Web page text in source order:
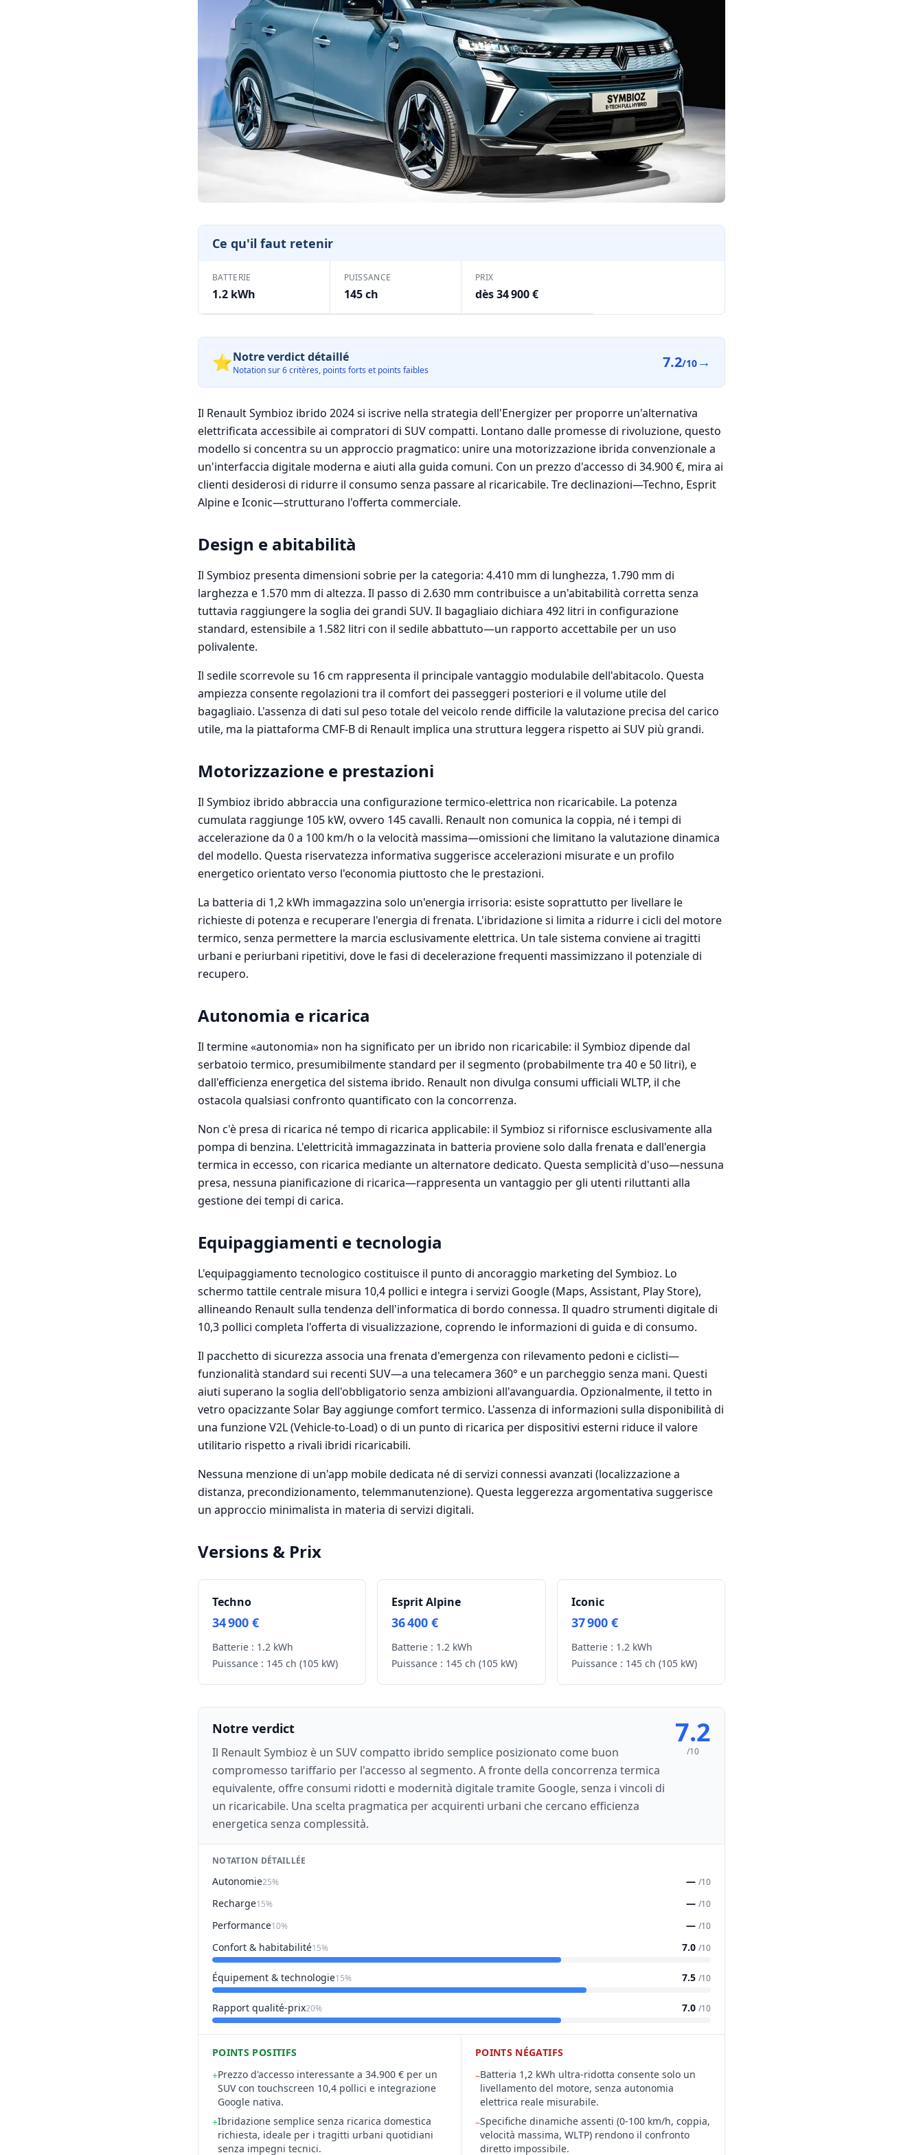
Ce qu'il faut retenir
BATTERIE
1.2 kWh
PUISSANCE
145 ch
PRIX
dès 34 900 €
⭐Notre verdict détaillé
Notation sur 6 critères, points forts et points faibles 7.2/10 →
Il Renault Symbioz ibrido 2024 si iscrive nella strategia dell'Energizer per proporre un'alternativa
elettrificata accessibile ai compratori di SUV compatti. Lontano dalle promesse di rivoluzione, questo
modello si concentra su un approccio pragmatico: unire una motorizzazione ibrida convenzionale a
un'interfaccia digitale moderna e aiuti alla guida comuni. Con un prezzo d'accesso di 34.900 €, mira ai
clienti desiderosi di ridurre il consumo senza passare al ricaricabile. Tre declinazioni—Techno, Esprit
Alpine e Iconic—strutturano l'offerta commerciale.
Design e abitabilità
Il Symbioz presenta dimensioni sobrie per la categoria: 4.410 mm di lunghezza, 1.790 mm di
larghezza e 1.570 mm di altezza. Il passo di 2.630 mm contribuisce a un'abitabilità corretta senza
tuttavia raggiungere la soglia dei grandi SUV. Il bagagliaio dichiara 492 litri in configurazione
standard, estensibile a 1.582 litri con il sedile abbattuto—un rapporto accettabile per un uso
polivalente.
Il sedile scorrevole su 16 cm rappresenta il principale vantaggio modulabile dell'abitacolo. Questa
ampiezza consente regolazioni tra il comfort dei passeggeri posteriori e il volume utile del
bagagliaio. L'assenza di dati sul peso totale del veicolo rende difficile la valutazione precisa del carico
utile, ma la piattaforma CMF-B di Renault implica una struttura leggera rispetto ai SUV più grandi.
Motorizzazione e prestazioni
Il Symbioz ibrido abbraccia una configurazione termico-elettrica non ricaricabile. La potenza
cumulata raggiunge 105 kW, ovvero 145 cavalli. Renault non comunica la coppia, né i tempi di
accelerazione da 0 a 100 km/h o la velocità massima—omissioni che limitano la valutazione dinamica
del modello. Questa riservatezza informativa suggerisce accelerazioni misurate e un profilo
energetico orientato verso l'economia piuttosto che le prestazioni.
La batteria di 1,2 kWh immagazzina solo un'energia irrisoria: esiste soprattutto per livellare le
richieste di potenza e recuperare l'energia di frenata. L'ibridazione si limita a ridurre i cicli del motore
termico, senza permettere la marcia esclusivamente elettrica. Un tale sistema conviene ai tragitti
urbani e periurbani ripetitivi, dove le fasi di decelerazione frequenti massimizzano il potenziale di
recupero.
Autonomia e ricarica
Il termine «autonomia» non ha significato per un ibrido non ricaricabile: il Symbioz dipende dal
serbatoio termico, presumibilmente standard per il segmento (probabilmente tra 40 e 50 litri), e
dall'efficienza energetica del sistema ibrido. Renault non divulga consumi ufficiali WLTP, il che
ostacola qualsiasi confronto quantificato con la concorrenza.
Non c'è presa di ricarica né tempo di ricarica applicabile: il Symbioz si rifornisce esclusivamente alla
pompa di benzina. L'elettricità immagazzinata in batteria proviene solo dalla frenata e dall'energia
termica in eccesso, con ricarica mediante un alternatore dedicato. Questa semplicità d'uso—nessuna
presa, nessuna pianificazione di ricarica—rappresenta un vantaggio per gli utenti riluttanti alla
gestione dei tempi di carica.
Equipaggiamenti e tecnologia
L'equipaggiamento tecnologico costituisce il punto di ancoraggio marketing del Symbioz. Lo
schermo tattile centrale misura 10,4 pollici e integra i servizi Google (Maps, Assistant, Play Store),
allineando Renault sulla tendenza dell'informatica di bordo connessa. Il quadro strumenti digitale di
10,3 pollici completa l'offerta di visualizzazione, coprendo le informazioni di guida e di consumo.
Il pacchetto di sicurezza associa una frenata d'emergenza con rilevamento pedoni e ciclisti—
funzionalità standard sui recenti SUV—a una telecamera 360° e un parcheggio senza mani. Questi
aiuti superano la soglia dell'obbligatorio senza ambizioni all'avanguardia. Opzionalmente, il tetto in
vetro opacizzante Solar Bay aggiunge comfort termico. L'assenza di informazioni sulla disponibilità di
una funzione V2L (Vehicle-to-Load) o di un punto di ricarica per dispositivi esterni riduce il valore
utilitario rispetto a rivali ibridi ricaricabili.
Nessuna menzione di un'app mobile dedicata né di servizi connessi avanzati (localizzazione a
distanza, precondizionamento, telemmanutenzione). Questa leggerezza argomentativa suggerisce
un approccio minimalista in materia di servizi digitali.
Versions & Prix
Techno
34 900 €
Batterie : 1.2 kWh
Puissance : 145 ch (105 kW)
Esprit Alpine
36 400 €
Batterie : 1.2 kWh
Puissance : 145 ch(105 kW)
Iconic
37 900 €
Batterie : 1.2 kWh
Puissance : 145 ch (105 kW)
Notre verdict
Il Renault Symbioz è un SUV compatto ibrido semplice posizionato come buon
compromesso tariffario per l'accesso al segmento. A fronte della concorrenza termica
equivalente, offre consumi ridotti e modernità digitale tramite Google, senza i vincoli di
un ricaricabile. Una scelta pragmatica per acquirenti urbani che cercano efficienza
energetica senza complessità.
7.2
/10
NOTATION DÉTAILLÉE
Autonomie25% — /10
Recharge15% — /10
Performance10% — /10
Confort & habitabilité15% 7.0 /10
Équipement & technologie15% 7.5 /10
Rapport qualité-prix20% 7.0 /10
POINTS POSITIFS
+Prezzo d'accesso interessante a 34.900 € per un
SUV con touchscreen 10,4 pollici e integrazione
Google nativa.
+Ibridazione semplice senza ricarica domestica
richiesta, ideale per i tragitti urbani quotidiani
senza impegni tecnici.
POINTS NÉGATIFS
–Batteria 1,2 kWh ultra-ridotta consente solo un
livellamento del motore, senza autonomia
elettrica reale misurabile.
–Specifiche dinamiche assenti (0-100 km/h, coppia,
velocità massima, WLTP) rendono il confronto
diretto impossibile.